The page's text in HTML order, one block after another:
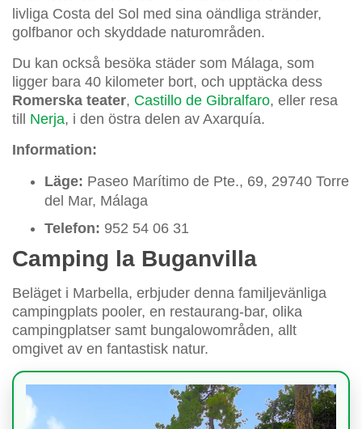
livliga Costa del Sol med sina oändliga stränder,
golfbanor och skyddade naturområden.
Du kan också besöka städer som Málaga, som
ligger bara 40 kilometer bort, och upptäcka dess
Romerska teater, Castillo de Gibralfaro, eller resa
till Nerja, i den östra delen av Axarquía.
Information:
Läge: Paseo Marítimo de Pte., 69, 29740 Torre
del Mar, Málaga
Telefon: 952 54 06 31
Camping la Buganvilla
Beläget i Marbella, erbjuder denna familjevänliga
campingplats pooler, en restaurang-bar, olika
campingplatser samt bungalowområden, allt
omgivet av en fantastisk natur.